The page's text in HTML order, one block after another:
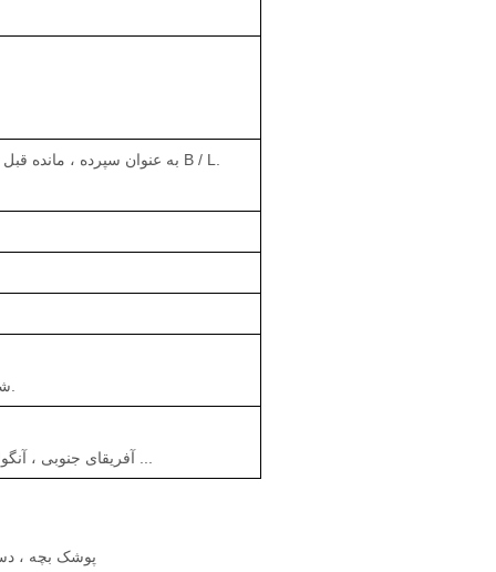
T / T: 30٪ توسط T / T به عنوان سپرده ، مانده قبل از حمل و نقل یا در برابر نسخه B / L.
پوشک بچه ،